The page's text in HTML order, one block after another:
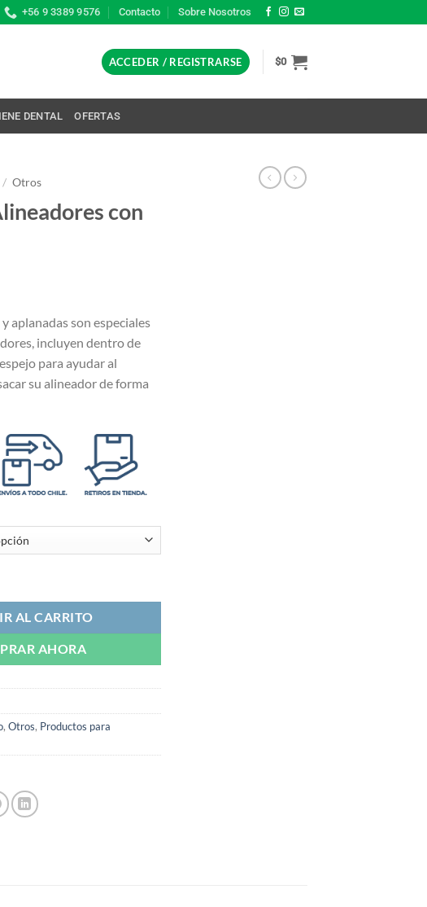
+56 9 3389 9576 Contacto Sobre Nosotros
ACCEDER / REGISTRARSE $0
DENTAL OFERTAS
/ Otros
con
aplanadas son especiales
incluyen dentro de
para ayudar al
su alineador de forma
AL CARRITO
AHORA
, Otros, Productos para